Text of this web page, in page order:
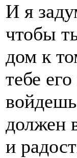
И я
чтобы
дом к
тебе
должен
и